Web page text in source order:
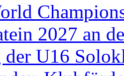
2027 an
U16